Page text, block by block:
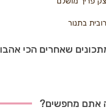
בתנור
שאחרים הכי אהבו
אתם מחפשים?